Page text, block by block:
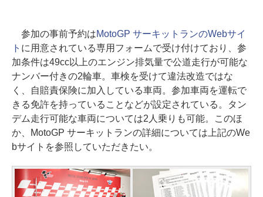
参加の事前予約はMotoGP サーキットランのWebサイ
ト に用意されている専用フォームで受け付けており、参
加条件は49cc以上のエンジン排気量で公道走行が可能な
ナンバー付きの2輪車。車検を受けて違法改造ではな
く、自賠責保険に加入している車両。参加車両を運転で
きる免許を持っていることなどが設定されている。タン
デム走行可能な車両については2人乗りも可能。このほ
か、MotoGP サーキットランの詳細については上記のWe
bサイトを参照していただきたい。